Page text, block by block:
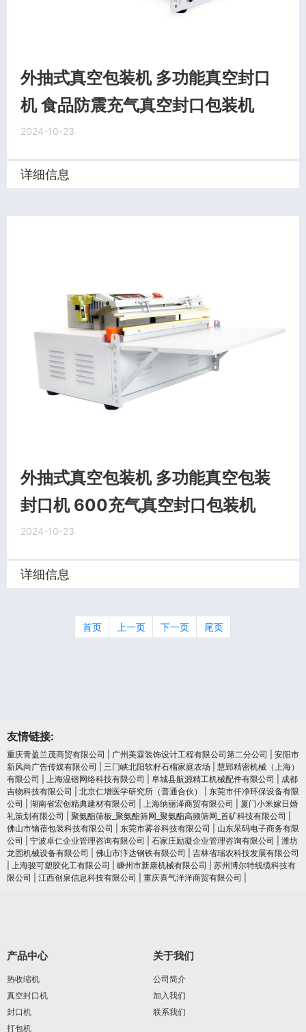
外抽式真空包装机 多功能真空封口
机 食品防震充气真空封口包装机
2024-10-23
详细信息
外抽式真空包装机 多功能真空包装
封口机 600充气真空封口包装机
2024-10-23
详细信息
首页 上一页 下一页 尾页
友情链接:
重庆青盈兰茂商贸有限公司 广州美霖装饰设计工程有限公司第二分公司
安阳市
新风尚广告传媒有限公司
三门峡北阳软籽石榴家庭农场
慧郢精密机械（上海）
有限公司
上海温锴网络科技有限公司 阜城县航源精工机械配件有限公司
成都
吉物科技有限公司
北京仁增医学研究所（普通合伙）
东莞市仟净环保设备有限
公司
湖南省宏创精典建材有限公司 上海纳丽泽商贸有限公司
厦门小米嫁日婚
礼策划有限公司
聚氨酯筛板_聚氨酯筛网_聚氨酯高频筛网_首矿科技有限公司
佛山市镝蓓包装科技有限公司
东莞市雾谷科技有限公司
山东呆码电子商务有限
公司
宁波卓仁企业管理咨询有限公司 石家庄励凝企业管理咨询有限公司
潍坊
龙固机械设备有限公司
佛山市汴达钢铁有限公司
吉林省瑞农科技发展有限公司
上海骏可塑胶化工有限公司 嵊州市新康机械有限公司
苏州博尔特线缆科技有
限公司
江西创泉信息科技有限公司 重庆喜气洋洋商贸有限公司
产品中心
热收缩机
真空封口机
封口机
打包机
关于我们
公司简介
加入我们
联系我们